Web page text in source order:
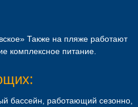
Также на пляже работают
комплексное питание.
бассейн, работающий сезонно,